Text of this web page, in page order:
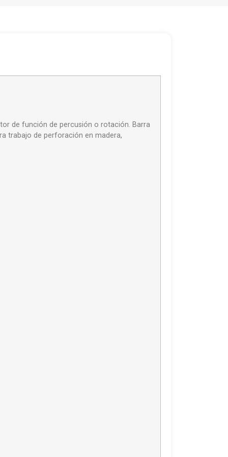
de función de percusión o rotación. Barra
trabajo de perforación en madera,